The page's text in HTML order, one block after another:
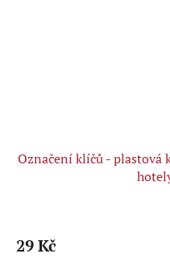
Označení klíčů - plastová
produktu
29 Kč